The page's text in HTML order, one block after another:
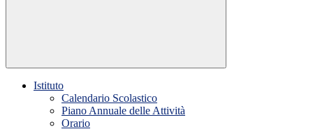
Istituto
Calendario Scolastico
Piano Annuale delle Attività
Orario